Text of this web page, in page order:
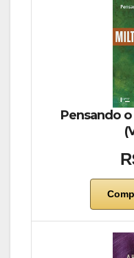
Pensando